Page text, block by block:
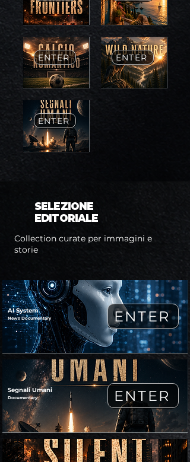
ENTER
ENTER
ENTER
SELEZIONE
EDITORIALE
Collection curate per immagini e
storie
News Documentary
AI System ENTER
Documentary
Segnali Umani ENTER